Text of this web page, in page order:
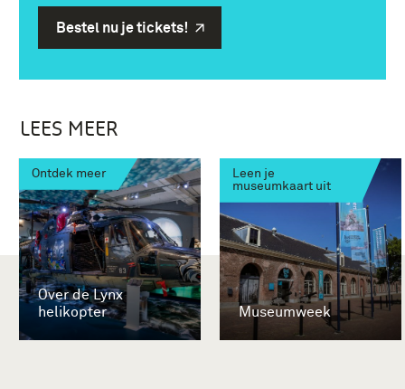
Bestel nu je tickets!
LEES MEER
Ontdek meer
Over de Lynx
helikopter
Leen je
museumkaart uit
Museumweek